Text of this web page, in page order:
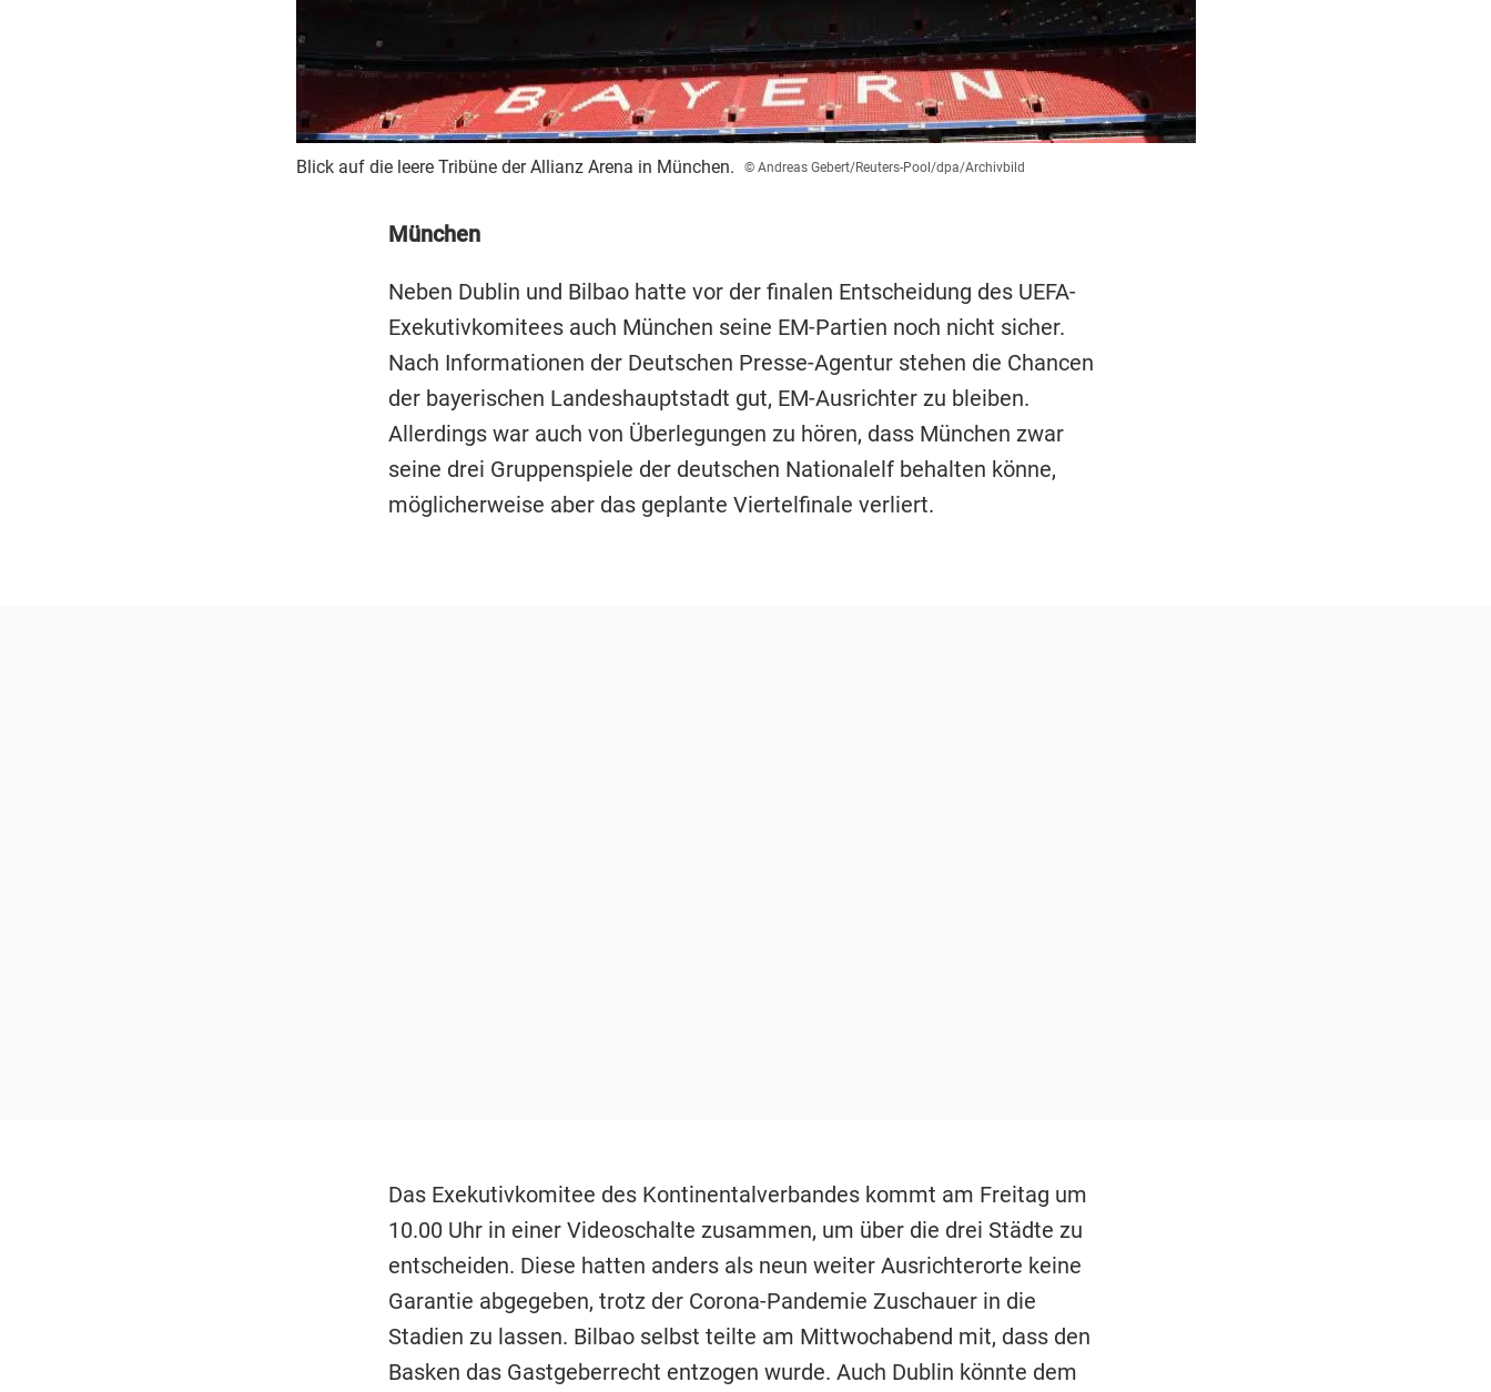
Blick auf die leere Tribüne der Allianz Arena in München. © Andreas Gebert/Reuters-Pool/dpa/Archivbild
München
Neben Dublin und Bilbao hatte vor der finalen Entscheidung des UEFA-
Exekutivkomitees auch München seine EM-Partien noch nicht sicher.
Nach Informationen der Deutschen Presse-Agentur stehen die Chancen
der bayerischen Landeshauptstadt gut, EM-Ausrichter zu bleiben.
Allerdings war auch von Überlegungen zu hören, dass München zwar
seine drei Gruppenspiele der deutschen Nationalelf behalten könne,
möglicherweise aber das geplante Viertelfinale verliert.
Das Exekutivkomitee des Kontinentalverbandes kommt am Freitag um
10.00 Uhr in einer Videoschalte zusammen, um über die drei Städte zu
entscheiden. Diese hatten anders als neun weiter Ausrichterorte keine
Garantie abgegeben, trotz der Corona-Pandemie Zuschauer in die
Stadien zu lassen. Bilbao selbst teilte am Mittwochabend mit, dass den
Basken das Gastgeberrecht entzogen wurde. Auch Dublin könnte dem